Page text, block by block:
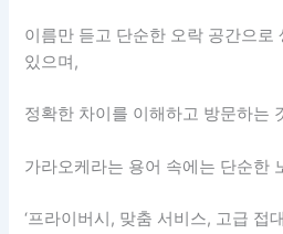
이름만 듣고 단순한 오락 공간으로
있으며,
정확한 차이를 이해하고 방문하는
가라오케라는 용어 속에는 단순한
‘프라이버시, 맞춤 서비스, 고급 접